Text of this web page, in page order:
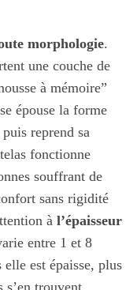
morphologie.
une couche de
à mémoire”
épouse la forme
reprend sa
fonctionne
souffrant de
sans rigidité
à l’épaisseur
entre 1 et 8
est épaisse, plus
trouvent